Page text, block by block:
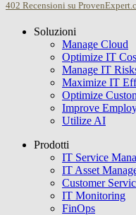
USU GmbH
402 Recensioni su
Soluzioni
Manage Cloud
Optimize IT
Manage IT
Maximize IT
Optimize
Improve
Utilize AI
Prodotti
IT Service
IT Asset
Customer
IT Monitoring
FinOps